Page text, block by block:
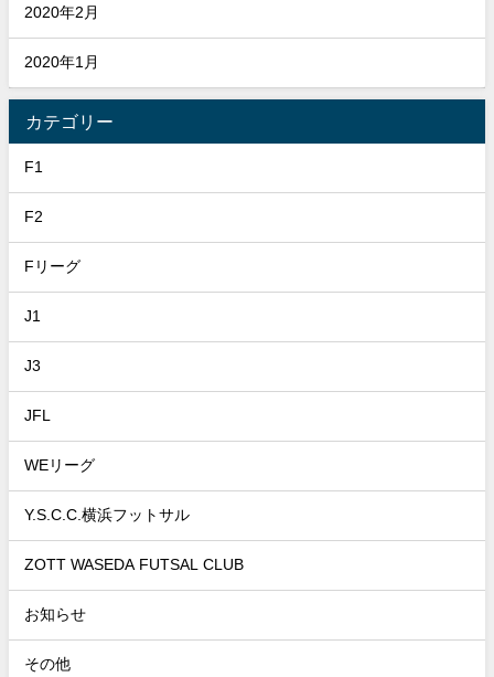
2020年2月
2020年1月
カテゴリー
F1
F2
Fリーグ
J1
J3
JFL
WEリーグ
Y.S.C.C.横浜フットサル
ZOTT WASEDA FUTSAL CLUB
お知らせ
その他